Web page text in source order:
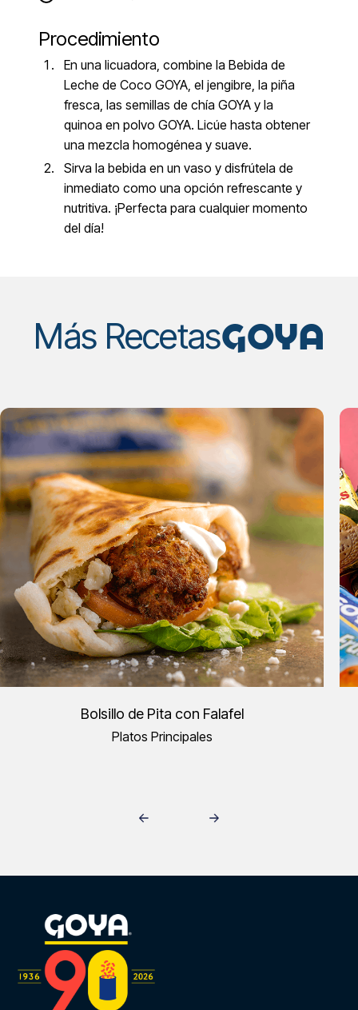
Procedimiento
En una licuadora, combine la Bebida de
Leche de Coco GOYA, el jengibre, la piña
fresca, las semillas de chía GOYA y la
quinoa en polvo GOYA. Licúe hasta obtener
una mezcla homogénea y suave.
Sirva la bebida en un vaso y disfrútela de
inmediato como una opción refrescante y
nutritiva. ¡Perfecta para cualquier momento
del día!
Más RecetasGOYA
Bolsillo de Pita con Falafel
Platos Principales